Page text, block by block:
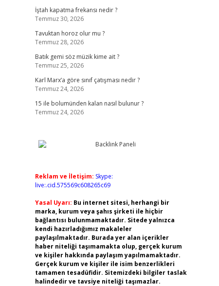
İştah kapatma frekansı nedir ?
Temmuz 30, 2026
Tavuktan horoz olur mu ?
Temmuz 28, 2026
Batık gemi söz müzik kime ait ?
Temmuz 25, 2026
Karl Marx’a göre sınıf çatışması nedir ?
Temmuz 24, 2026
15 ile bolumünden kalan nasıl bulunur ?
Temmuz 24, 2026
Reklam ve İletişim: Skype:
live:.cid.575569c608265c69
Yasal Uyarı: Bu internet sitesi, herhangi bir
marka, kurum veya şahıs şirketi ile hiçbir
bağlantısı bulunmamaktadır. Sitede yalnızca
kendi hazırladığımız makaleler
paylaşılmaktadır. Burada yer alan içerikler
haber niteliği taşımamakta olup, gerçek kurum
ve kişiler hakkında paylaşım yapılmamaktadır.
Gerçek kurum ve kişiler ile isim benzerlikleri
tamamen tesadüfidir. Sitemizdeki bilgiler taslak
halindedir ve tavsiye niteliği taşımazlar.